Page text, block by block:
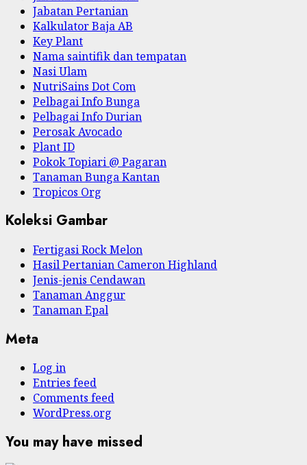
Jabatan Pertanian
Kalkulator Baja AB
Key Plant
Nama saintifik dan tempatan
Nasi Ulam
NutriSains Dot Com
Pelbagai Info Bunga
Pelbagai Info Durian
Perosak Avocado
Plant ID
Pokok Topiari @ Pagaran
Tanaman Bunga Kantan
Tropicos Org
Koleksi Gambar
Fertigasi Rock Melon
Hasil Pertanian Cameron Highland
Jenis-jenis Cendawan
Tanaman Anggur
Tanaman Epal
Meta
Log in
Entries feed
Comments feed
WordPress.org
You may have missed